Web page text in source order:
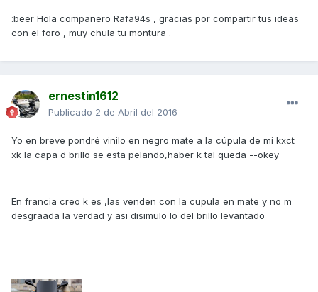
:beer Hola compañero Rafa94s , gracias por compartir tus ideas
con el foro , muy chula tu montura .
ernestin1612
Publicado 2 de Abril del 2016
Yo en breve pondré vinilo en negro mate a la cúpula de mi kxct
xk la capa d brillo se esta pelando,haber k tal queda --okey
En francia creo k es ,las venden con la cupula en mate y no m
desgraada la verdad y asi disimulo lo del brillo levantado